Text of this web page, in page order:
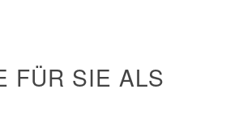
FÜR SIE ALS